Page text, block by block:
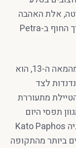
אלת האהבה
היוונית, נמצא במרחק נסיעה קצרה לאורך החוף ב-Petra
הנמל הציורי, המוגן על ידי מבצר פרנקי מהמאה ה-13, הוא
לצד
מתעוררת
תפסי היום
הטריים. מעבר לנמל, פארק הארכיאולוגיה Kato Paphos
ביותר מהתקופה